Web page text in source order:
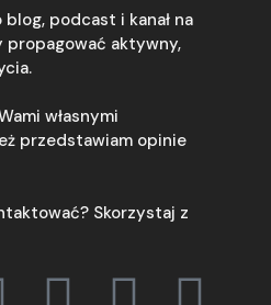
blog, podcast i kanał na
propagować aktywny,
własnymi
przedstawiam opinie
Skorzystaj z